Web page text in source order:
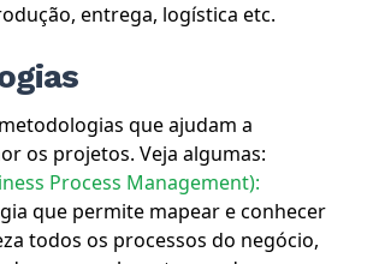
entrega, logística etc.
que ajudam a
os projetos. Veja algumas:
Process Management):
que permite mapear e conhecer
todos os processos do negócio,